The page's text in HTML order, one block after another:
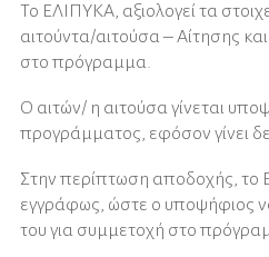
Το ΕΛΙΠΥΚΑ, αξιολογεί τα
αιτούντα/αιτούσα – Αίτησης
στο πρόγραμμα.
Ο αιτών/ η αιτούσα γίνεται
προγράμματος, εφόσον γίνει
Στην περίπτωση αποδοχής, το
εγγράφως, ώστε ο υποψήφιος
του για συµµετοχή στο